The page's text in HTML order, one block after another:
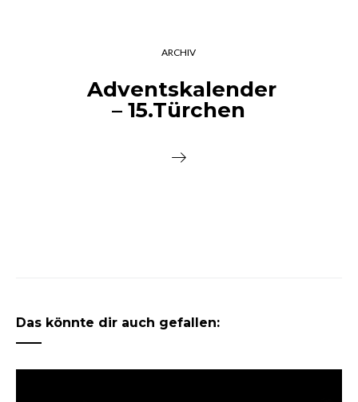
ARCHIV
Adventskalender
– 15.Türchen
Das könnte dir auch gefallen: